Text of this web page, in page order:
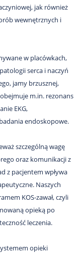
jak również
wewnętrznych i
w placówkach,
serca i naczyń
jamy brzusznej,
m.in. rezonans
EKG,
endoskopowe.
szczególną wagę
oraz komunikacji z
z pacjentem wpływa
Naszych
KOS-zawał, czyli
opieką po
leczenia.
opieki